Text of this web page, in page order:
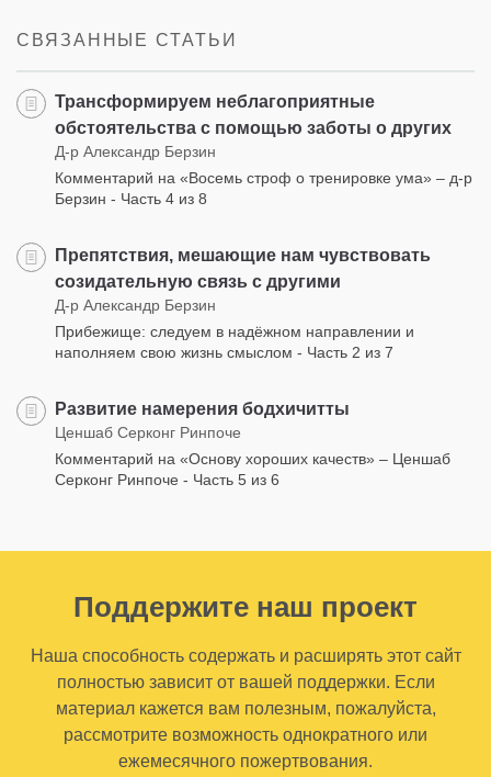
СВЯЗАННЫЕ СТАТЬИ
Трансформируем неблагоприятные
обстоятельства с помощью заботы о других
Д-р Александр Берзин
Комментарий на «Восемь строф о тренировке ума» – д-р
Берзин - Часть 4 из 8
Препятствия, мешающие нам чувствовать
созидательную связь с другими
Д-р Александр Берзин
Прибежище: следуем в надёжном направлении и
наполняем свою жизнь смыслом - Часть 2 из 7
Развитие намерения бодхичитты
Ценшаб Серконг Ринпоче
Комментарий на «Основу хороших качеств» – Ценшаб
Серконг Ринпоче - Часть 5 из 6
Поддержите наш проект
Наша способность содержать и расширять этот сайт
полностью зависит от вашей поддержки. Если
материал кажется вам полезным, пожалуйста,
рассмотрите возможность однократного или
ежемесячного пожертвования.